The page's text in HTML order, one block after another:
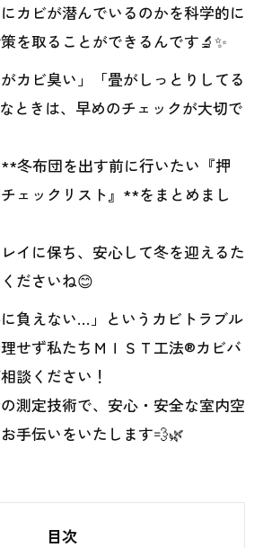
カビが潜んでいるのかを科学的に
を取ることができるんです🔬✨
がカビ臭い」「畳がしっとりしてる
ときは、早めのチェックが大切で
冬布団を出す前に行いたい『押
ェックリスト』**をまとめまし
イに保ち、安心して冬を迎えるた
ださいね😊
負えない…」というカビトラブル
せず私たちＭＩＳＴ工法®カビバ
談ください！
測定技術で、安心・安全な室内空
手伝いをいたします💨🌿
目次